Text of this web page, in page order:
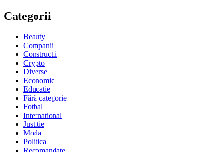
Categorii
Beauty
Companii
Constructii
Crypto
Diverse
Economie
Educatie
Fără categorie
Fotbal
International
Justitie
Moda
Politica
Recomandate